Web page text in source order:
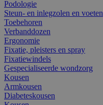
Podologie
Steun- en inlegzolen en voeten
Toebehoren
Verbanddozen
Ergonomie
Fixatie, pleisters en spray
Fixatiewindels
Gespecialiseerde wondzorg
Kousen
Armkousen
Diabeteskousen